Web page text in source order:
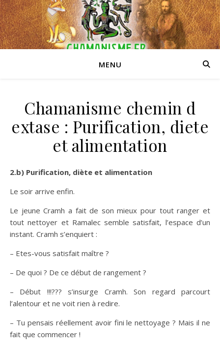
MENU
Chamanisme chemin d
extase : Purification, diete
et alimentation
2.b) Purification, diète et alimentation
Le soir arrive enfin.
Le jeune Cramh a fait de son mieux pour tout ranger et
tout nettoyer et Ramalec semble satisfait, l’espace d’un
instant. Cramh s’enquiert :
– Etes-vous satisfait maître ?
– De quoi ? De ce début de rangement ?
– Début !!!??? s’insurge Cramh. Son regard parcourt
l’alentour et ne voit rien à redire.
– Tu pensais réellement avoir fini le nettoyage ? Mais il ne
fait que commencer !